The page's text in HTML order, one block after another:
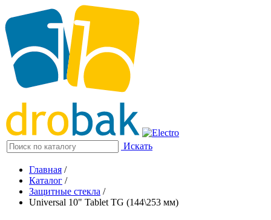
Искать
Главная /
Каталог /
Защитные стекла /
Universal 10" Tablet TG (144\253 мм)